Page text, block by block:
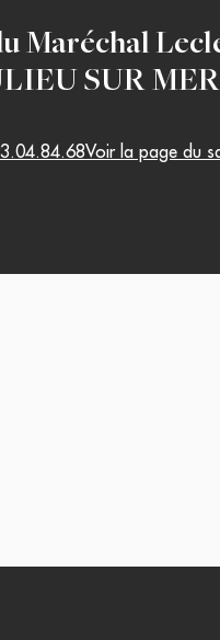
Maréchal
SUR MER
Voir la page du